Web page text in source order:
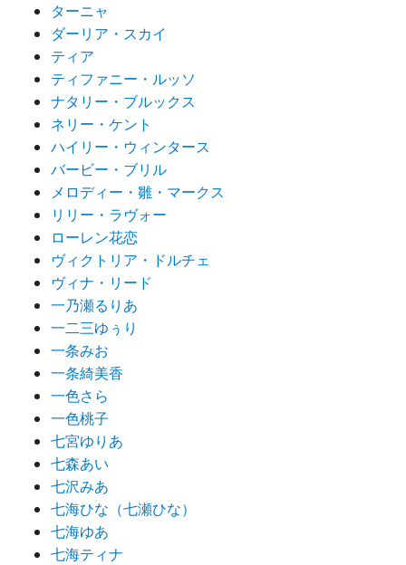
ターニャ
ダーリア・スカイ
ティア
ティファニー・ルッソ
ナタリー・ブルックス
ネリー・ケント
ハイリー・ウィンタース
バービー・ブリル
メロディー・雛・マークス
リリー・ラヴォー
ローレン花恋
ヴィクトリア・ドルチェ
ヴィナ・リード
一乃瀬るりあ
一二三ゆぅり
一条みお
一条綺美香
一色さら
一色桃子
七宮ゆりあ
七森あい
七沢みあ
七海ひな（七瀬ひな）
七海ゆあ
七海ティナ